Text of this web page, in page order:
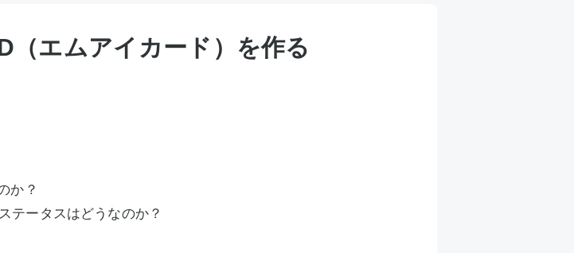
（エムアイカード）を作る
か？
テータスはどうなのか？